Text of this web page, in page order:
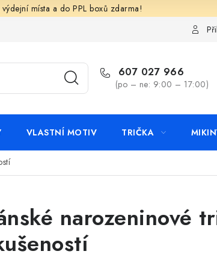
místa a do PPL boxů zdarma!
osobních údajů Kontakty
607 027 966
(po – ne: 9:00 – 17:00)
VLASTNÍ MOTIV TRIČKA
narozeninové